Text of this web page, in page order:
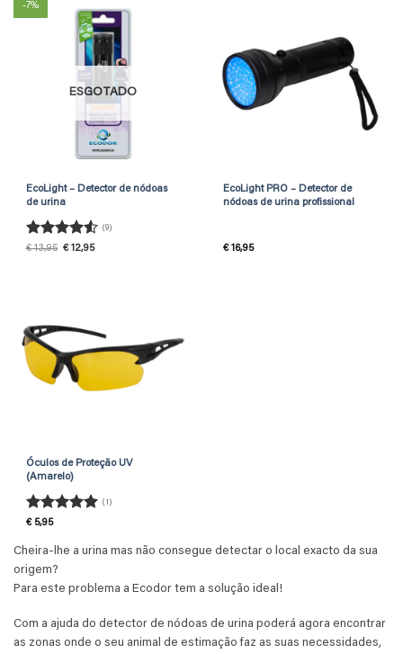
-7%
ESGOTADO
EcoLight – Detector de nódoas
de urina
Avaliação
(9)
€13,95 O
€12,95O
EcoLight PRO – Detector de
nódoas de urina profissional
€16,95
Óculos de Proteção UV
(Amarelo)
Avaliação
(1)
€5,95
Cheira-lhe a urina mas não consegue detectar o local exacto da sua
origem?
Para este problema a Ecodor tem a solução ideal!
Com a ajuda do detector de nódoas de urina poderá agora encontrar
as zonas onde o seu animal de estimação faz as suas necessidades,